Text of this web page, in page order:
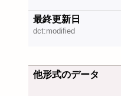
最終更新日
dct:modified
他形式のデータ